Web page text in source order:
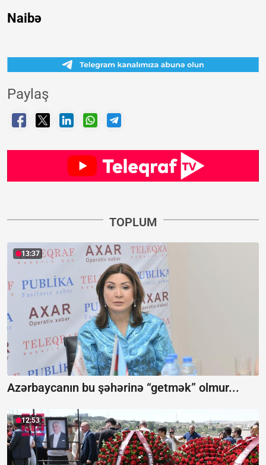
Naibə
Paylaş
TOPLUM
13:37
Azərbaycanın bu şəhərinə “getmək” olmur...
12:53